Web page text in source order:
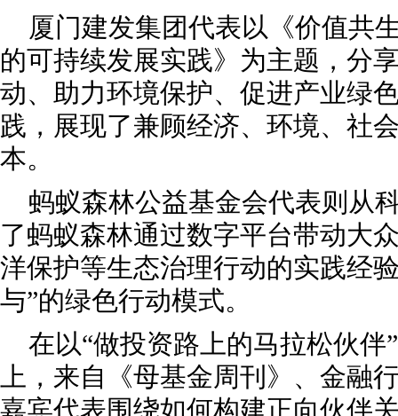
厦门建发集团代表以《价值共
的可持续发展实践》为主题，分
动、助力环境保护、促进产业绿
践，展现了兼顾经济、环境、社
本。
蚂蚁森林公益基金会代表则从
了蚂蚁森林通过数字平台带动大
洋保护等生态治理行动的实践经
与”的绿色行动模式。
在以“做投资路上的马拉松伙伴
上，来自《母基金周刊》、金融
嘉宾代表围绕如何构建正向伙伴